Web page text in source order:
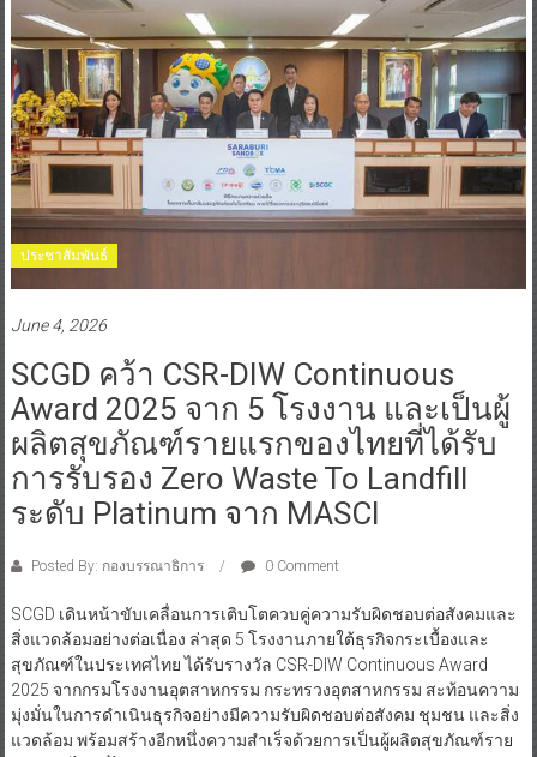
ประชาสัมพันธ์
June 4, 2026
SCGD คว้า CSR-DIW Continuous
Award 2025 จาก 5 โรงงาน และเป็นผู้
ผลิตสุขภัณฑ์รายแรกของไทยที่ได้รับ
การรับรอง Zero Waste To Landfill
ระดับ Platinum จาก MASCI
Posted By: กองบรรณาธิการ 0 Comment
SCGD เดินหน้าขับเคลื่อนการเติบโตควบคู่ความรับผิดชอบต่อสังคมและ
สิ่งแวดล้อมอย่างต่อเนื่อง ล่าสุด 5 โรงงานภายใต้ธุรกิจกระเบื้องและ
สุขภัณฑ์ในประเทศไทย ได้รับรางวัล CSR-DIW Continuous Award
2025 จากกรมโรงงานอุตสาหกรรม กระทรวงอุตสาหกรรม สะท้อนความ
มุ่งมั่นในการดำเนินธุรกิจอย่างมีความรับผิดชอบต่อสังคม ชุมชน และสิ่ง
แวดล้อม พร้อมสร้างอีกหนึ่งความสำเร็จด้วยการเป็นผู้ผลิตสุขภัณฑ์ราย